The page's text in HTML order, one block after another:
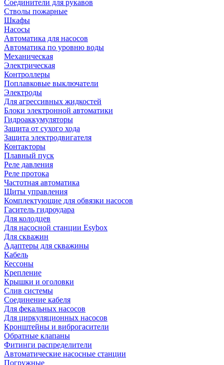
Соединители для рукавов
Стволы пожарные
Шкафы
Насосы
Автоматика для насосов
Автоматика по уровню воды
Механическая
Электрическая
Контроллеры
Поплавковые выключатели
Электроды
Для агрессивных жидкостей
Блоки электронной автоматики
Гидроаккумуляторы
Защита от сухого хода
Защита электродвигателя
Контакторы
Плавный пуск
Реле давления
Реле протока
Частотная автоматика
Щиты управления
Комплектующие для обвязки насосов
Гаситель гидроудара
Для колодцев
Для насосной станции Esybox
Для скважин
Адаптеры для скважины
Кабель
Кессоны
Крепление
Крышки и оголовки
Слив системы
Соединение кабеля
Для фекальных насосов
Для циркуляционных насосов
Кронштейны и виброгасители
Обратные клапаны
Фитинги распределители
Автоматические насосные станции
Погружные